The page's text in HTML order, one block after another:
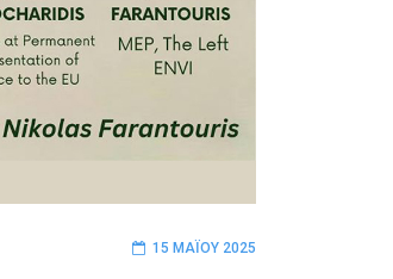
15 ΜΑΪ́ΟΥ 2025